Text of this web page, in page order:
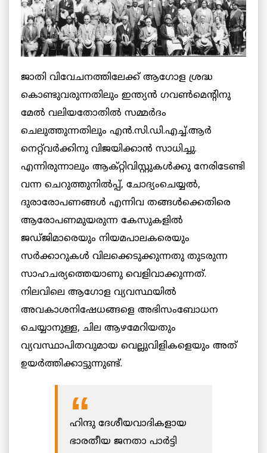
ജാതി വിവേചനത്തിലേക്ക് ആഗോള ശ്രദ്ധ
കൊണ്ടുവരുന്നതിലും ഇന്ത്യന്‍ ഗവണ്‍മെന്റിനു
മേല്‍ വലിയതോതില്‍ സമ്മര്‍ദം
ചെലുത്തുന്നതിലും എന്‍.സി.ഡി.എച്ച്.ആര്‍
നെറ്റ്‌വര്‍ക്കിനു വിജയിക്കാന്‍ സാധിച്ചു.
എന്നിരുന്നാലും ആക്റ്റിവിസ്റ്റുകള്‍ക്കു നേരിടേണ്ടി
വന്ന ചെറുത്തുനില്‍പ്പ്, ചോദ്യംചെയ്യല്‍,
ദുരാരോപണങ്ങള്‍ എന്നിവ തങ്ങള്‍ക്കെതിരെ
ആരോപണമുയരുന്ന കേസുകളില്‍
ജഡ്ജിമാരെയും നിയമപാലകരെയും
സര്‍ക്കാറുകള്‍ വിലക്കെടുക്കുന്നതു തുടരുന്ന
സാഹചര്യത്തെയാണു വെളിവാക്കുന്നത്.
നിലവിലെ ആഗോള വ്യവസ്ഥയില്‍
അവകാശനിഷേധങ്ങളെ അഭിസംബോധന
ചെയ്യാനുള്ള, ചില ആഴമേറിയതും
വ്യവസ്ഥാപിതവുമായ വെല്ലുവിളികളെയും അത്
ഉയര്‍ത്തിക്കാട്ടുന്നുണ്ട്.
ഹിന്ദു ദേശീയവാദികളായ
ഭാരതീയ ജനതാ പാര്‍ട്ടി